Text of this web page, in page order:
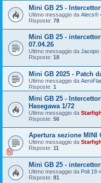
Mini GB 25 -
Ultimo messaggio da Alecs®
Risposte: 78
Mini GB 25 -
07.04.26
Ultimo messaggio da Jacopo
Risposte: 18
Mini GB 2025 - Patch
Ultimo messaggio da
Risposte: 1
Mini GB 25 -
Hasegawa 1/72
Ultimo messaggio da
Risposte: 56
Apertura sezione MINI
Ultimo messaggio da
Risposte: 11
Mini GB 25 -
Ultimo messaggio da Poli 19 «
Risposte: 81